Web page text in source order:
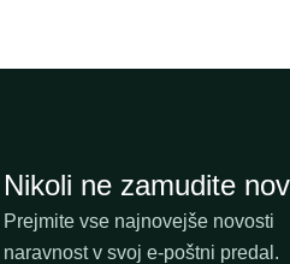
Nikoli ne zamudite
Prejmite vse najnovejše novosti
naravnost v svoj e-poštni predal.